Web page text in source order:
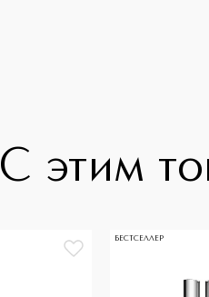
С этим
БЕСТСЕЛЛЕР